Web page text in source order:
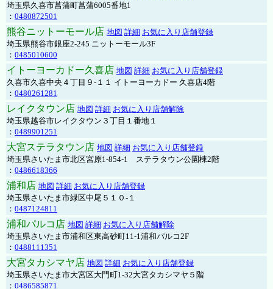
埼玉県久喜市菖蒲町菖蒲6005番地1
： 0480872501
熊谷ニットーモール店 地図 詳細 お気に入り店舗登録
埼玉県熊谷市銀座2-245 ニットーモール3F
： 0485010600
イトーヨーカドー久喜店 地図 詳細 お気に入り店舗登録
久喜市久喜中央４丁目９-１１ イトーヨーカドー 久喜店4階
： 0480261281
レイクタウン店 地図 詳細 お気に入り店舗解除
埼玉県越谷市レイクタウン３丁目１番地１
： 0489901251
大宮ステラタウン店 地図 詳細 お気に入り店舗登録
埼玉県さいたま市北区宮原1-854-1 ステラタウン公園棟2階
： 0486618366
浦和店 地図 詳細 お気に入り店舗登録
埼玉県さいたま市緑区中尾５１０-１
： 0487124811
浦和パルコ店 地図 詳細 お気に入り店舗解除
埼玉県さいたま市浦和区東高砂町11-1浦和パルコ2F
： 0488111351
大宮タカシマヤ店 地図 詳細 お気に入り店舗登録
埼玉県さいたま市大宮区大門町1-32大宮タカシマヤ５階
： 0486585871